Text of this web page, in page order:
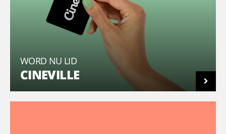
WORD NU LID
CINEVILLE